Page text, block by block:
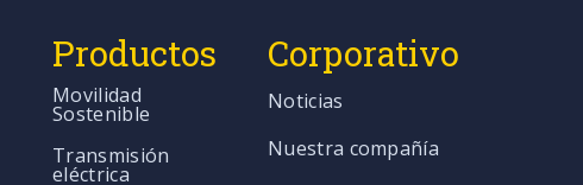
Productos
Movilidad
Sostenible
Transmisión
eléctrica
Corporativo
Noticias
Nuestra compañía